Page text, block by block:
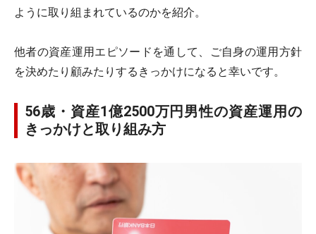
ように取り組まれているのかを紹介。
他者の資産運用エピソードを通して、ご自身の運用方針
を決めたり顧みたりするきっかけになると幸いです。
56歳・資産1億2500万円男性の資産運用の
きっかけと取り組み方